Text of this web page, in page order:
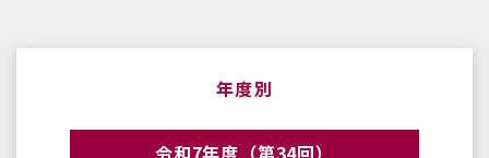
年度別
令和7年度（第34回）